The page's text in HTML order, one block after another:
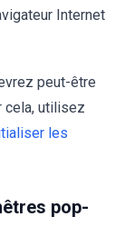
Internet
peut-être
cela, utilisez
les
pop-